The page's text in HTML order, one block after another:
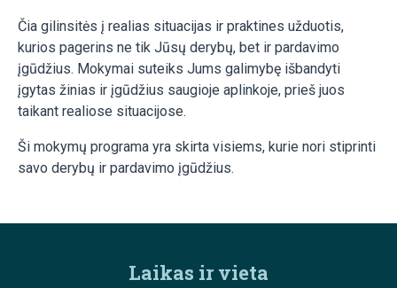
Čia gilinsitės į realias situacijas ir praktines užduotis,
kurios pagerins ne tik Jūsų derybų, bet ir pardavimo
įgūdžius. Mokymai suteiks Jums galimybę išbandyti
įgytas žinias ir įgūdžius saugioje aplinkoje, prieš juos
taikant realiose situacijose.
Ši mokymų programa yra skirta visiems, kurie nori stiprinti
savo derybų ir pardavimo įgūdžius.
Laikas ir vieta